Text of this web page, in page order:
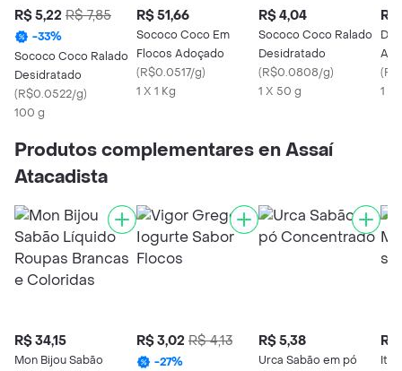
R$ 5,22 R$ 7,85
-33%
Sococo Coco Ralado
Desidratado
(R$0.0522/g)
100 g
R$ 51,66
Sococo Coco Em
Flocos Adoçado
(R$0.0517/g)
1 X 1 Kg
R$ 4,04
Sococo Coco Ralado
Desidratado
(R$0.0808/g)
1 X 50 g
R$
(
1 X
Produtos complementares en Assaí
Atacadista
R$ 34,15
Mon Bijou Sabão
R$ 3,02 R$ 4,13
-27%
R$ 5,38
Urca Sabão em pó
R$